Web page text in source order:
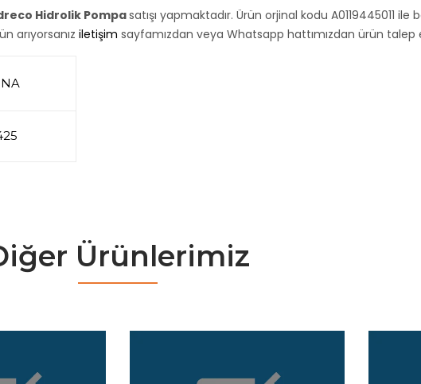
Hidrolik Pompasatışı yapmaktadır. Ürün orjinal kodu A0119445011
arıyorsanız iletişim sayfamızdan veya Whatsapp hattımızdan ürün talep
Ürünlerimiz